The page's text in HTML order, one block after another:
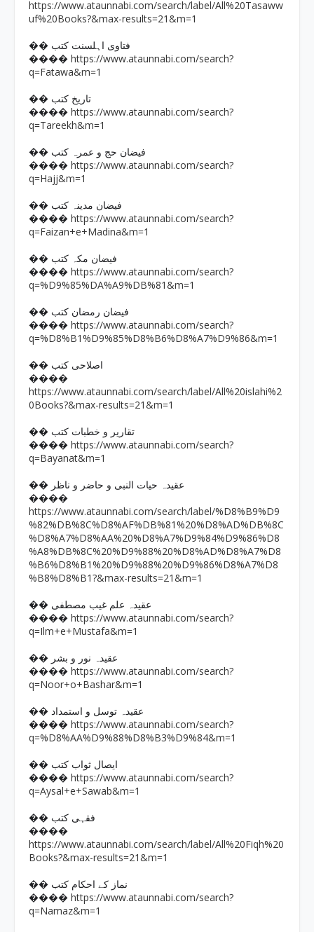
https://www.ataunnabi.com/search/label/All%20Tasaww
uf%20Books?&max-results=21&m=1
�� فتاوی اہلسنت کتب
���� https://www.ataunnabi.com/search?
q=Fatawa&m=1
�� تاریخ کتب
���� https://www.ataunnabi.com/search?
q=Tareekh&m=1
�� فیضان حج و عمرہ کتب
���� https://www.ataunnabi.com/search?
q=Hajj&m=1
�� فیضان مدینہ کتب
���� https://www.ataunnabi.com/search?
q=Faizan+e+Madina&m=1
�� فیضان مکہ کتب
���� https://www.ataunnabi.com/search?
q=%D9%85%DA%A9%DB%81&m=1
�� فیضان رمضان کتب
���� https://www.ataunnabi.com/search?
q=%D8%B1%D9%85%D8%B6%D8%A7%D9%86&m=1
�� اصلاحی کتب
����
https://www.ataunnabi.com/search/label/All%20islahi%2
0Books?&max-results=21&m=1
�� تقاریر و خطبات کتب
���� https://www.ataunnabi.com/search?
q=Bayanat&m=1
�� عقیدہ حیات النبی و حاضر و ناظر
����
https://www.ataunnabi.com/search/label/%D8%B9%D9
%82%DB%8C%D8%AF%DB%81%20%D8%AD%DB%8C
%D8%A7%D8%AA%20%D8%A7%D9%84%D9%86%D8
%A8%DB%8C%20%D9%88%20%D8%AD%D8%A7%D8
%B6%D8%B1%20%D9%88%20%D9%86%D8%A7%D8
%B8%D8%B1?&max-results=21&m=1
�� عقیدہ علم غیب مصطفی
���� https://www.ataunnabi.com/search?
q=Ilm+e+Mustafa&m=1
�� عقیدہ نور و بشر
���� https://www.ataunnabi.com/search?
q=Noor+o+Bashar&m=1
�� عقیدہ توسل و استمداد
���� https://www.ataunnabi.com/search?
q=%D8%AA%D9%88%D8%B3%D9%84&m=1
�� ایصال ثواب کتب
���� https://www.ataunnabi.com/search?
q=Aysal+e+Sawab&m=1
�� فقہی کتب
����
https://www.ataunnabi.com/search/label/All%20Fiqh%20
Books?&max-results=21&m=1
�� نماز کے احکام کتب
���� https://www.ataunnabi.com/search?
q=Namaz&m=1